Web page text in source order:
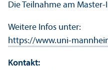
Die Teilnahme am
Weitere Infos unter:
https://www.uni-
Kontakt: